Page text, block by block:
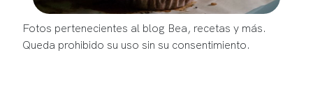
Fotos pertenecientes al blog Bea, recetas y más.
Queda prohibido su uso sin su consentimiento.